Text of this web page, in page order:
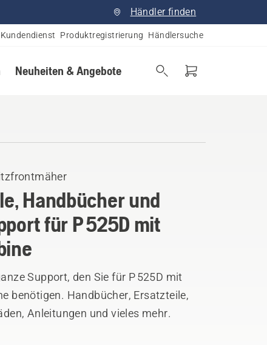
Händler finden
Kundendienst Produktregistrierung Händlersuche
Neuheiten & Angebote
Handbücher und
für P 525D mit
Support, den Sie für P 525D mit
benötigen. Handbücher, Ersatzteile,
Anleitungen und vieles mehr.